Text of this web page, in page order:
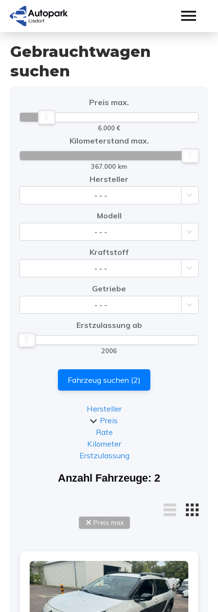
Gebrauchtwagen
suchen
Preis max.
6.000 €
Kilometerstand max.
367.000 km
Hersteller
- - -
Modell
- - -
Kraftstoff
- - -
Getriebe
- - -
Erstzulassung ab
2006
Fahrzeug suchen (2)
Hersteller
Preis
Rate
Kilometer
Erstzulassung
Anzahl Fahrzeuge: 2
Preis max.